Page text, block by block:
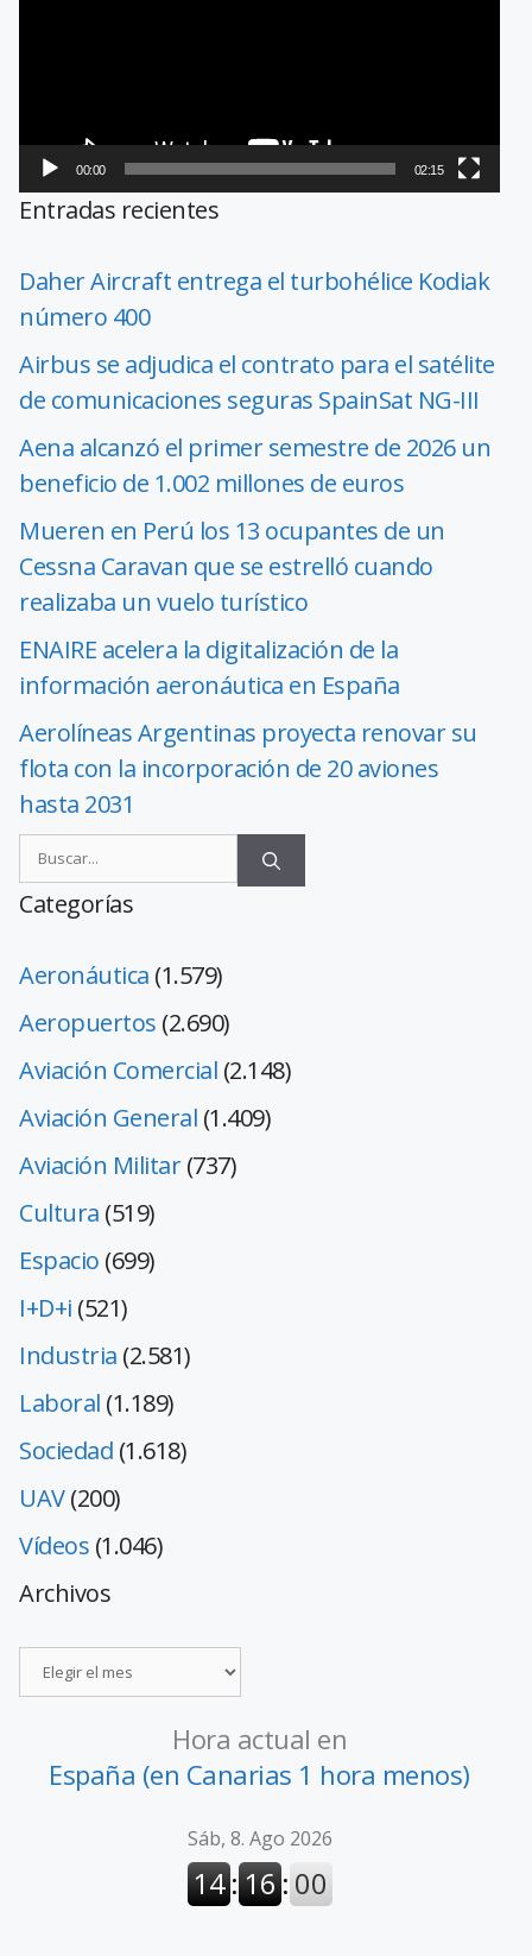
00:00 02:15
Entradas recientes
Daher Aircraft entrega el turbohélice Kodiak
número 400
Airbus se adjudica el contrato para el satélite
de comunicaciones seguras SpainSat NG-III
Aena alcanzó el primer semestre de 2026 un
beneficio de 1.002 millones de euros
Mueren en Perú los 13 ocupantes de un
Cessna Caravan que se estrelló cuando
realizaba un vuelo turístico
ENAIRE acelera la digitalización de la
información aeronáutica en España
Aerolíneas Argentinas proyecta renovar su
flota con la incorporación de 20 aviones
hasta 2031
Categorías
Aeronáutica (1.579)
Aeropuertos (2.690)
Aviación Comercial (2.148)
Aviación General (1.409)
Aviación Militar(737)
Cultura (519)
Espacio (699)
I+D+i (521)
Industria (2.581)
Laboral (1.189)
Sociedad (1.618)
UAV(200)
Vídeos (1.046)
Archivos
Hora actual en
España (en Canarias 1 hora menos)